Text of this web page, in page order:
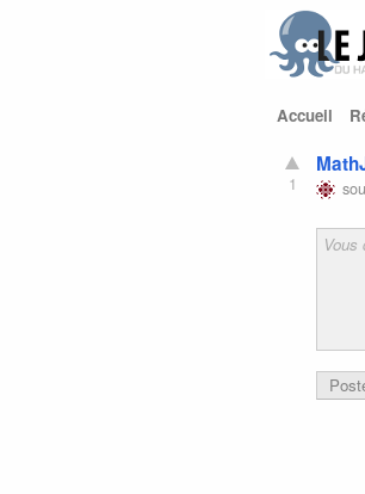
Accueil
1